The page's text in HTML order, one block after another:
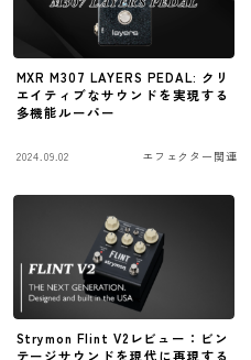
MXR M307 LAYERS PEDAL: クリ
エイティブなサウンドを実現する
多機能ルーパー
2024.09.02 エフェクター関連
Strymon Flint V2レビュー：ビン
テージサウンドを現代に再現する